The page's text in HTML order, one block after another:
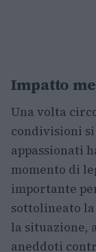
Impatto
Una volta
condivisioni
appassionati
momento di
importante
sottolineato
la situazione,
aneddoti